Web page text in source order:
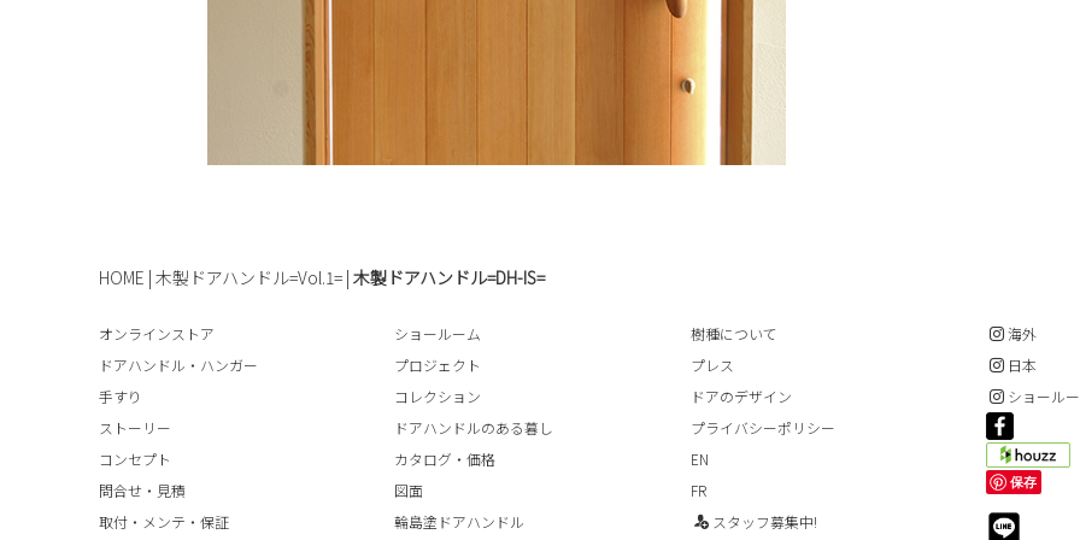
HOME | 木製ドアハンドル=Vol.1= | 木製ドアハンドル=DH-IS=
オンラインストア
ドアハンドル・ハンガー
手すり
ストーリー
コンセプト
問合せ・見積
取付・メンテ・保証
ショールーム
プロジェクト
コレクション
ドアハンドルのある暮し
カタログ・価格
図面
輪島塗ドアハンドル
樹種について
プレス
ドアのデザイン
プライバシーポリシー
EN
FR
スタッフ募集中!
海外
日本
ショール
保存